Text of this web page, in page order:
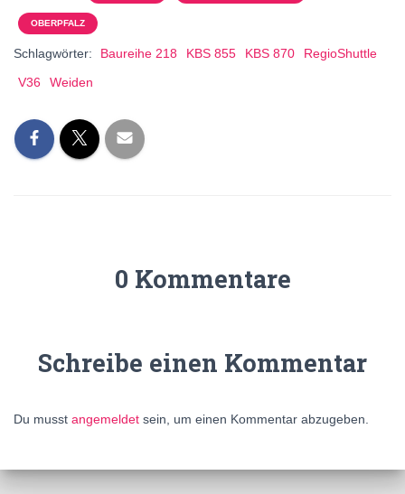
OBERPFALZ
Schlagwörter: Baureihe 218 KBS 855 KBS 870
RegioShuttle
V36
Weiden
0 Kommentare
Schreibe einen Kommentar
Du musst angemeldet sein, um einen Kommentar abzugeben.